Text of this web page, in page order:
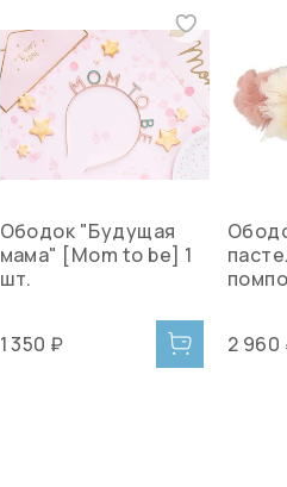
Ободок "Будущая
мама" [Mom to be] 1
шт.
1 350 ₽ 2 960